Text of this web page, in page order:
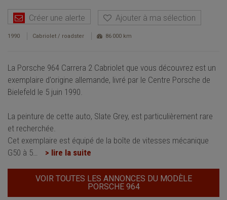
Créer une alerte Ajouter à ma sélection
1990 Cabriolet / roadster 86 000 km
La Porsche 964 Carrera 2 Cabriolet que vous découvrez est un
exemplaire d'origine allemande, livré par le Centre Porsche de
Bielefeld le 5 juin 1990.
La peinture de cette auto, Slate Grey, est particulièrement rare
et recherchée.
Cet exemplaire est équipé de la boîte de vitesses mécanique
G50 à 5
> lire la suite
VOIR TOUTES LES ANNONCES DU MODÈLE
PORSCHE 964